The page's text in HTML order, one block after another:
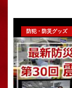
防犯・防災グッズ